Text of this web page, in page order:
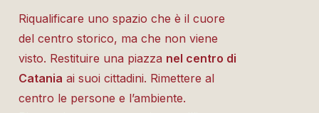
Riqualificare uno spazio che è il cuore
del centro storico, ma che non viene
visto. Restituire una piazza nel centro di
Catania ai suoi cittadini. Rimettere al
centro le persone e l’ambiente.